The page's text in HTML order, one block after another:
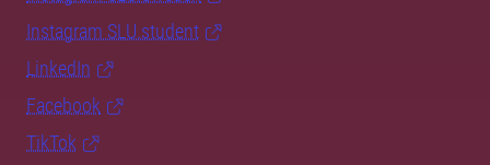
Instagram SLU.student
LinkedIn
Facebook
TikTok